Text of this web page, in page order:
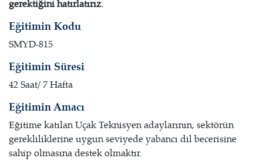
gerektiğini hatırlatırız.
Eğitimin Kodu
SMYD-815
Eğitimin Süresi
42 Saat/ 7 Hafta
Eğitimin Amacı
Eğitime katılan Uçak Teknisyen adaylarının, sektörün
gerekliliklerine uygun seviyede yabancı dil becerisine
sahip olmasına destek olmaktır.